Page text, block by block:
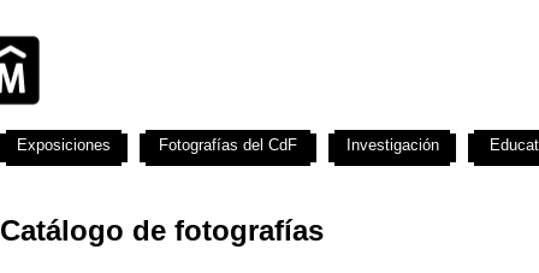
Catálogo de fotografías
Exposiciones Fotografías del CdF Investigación